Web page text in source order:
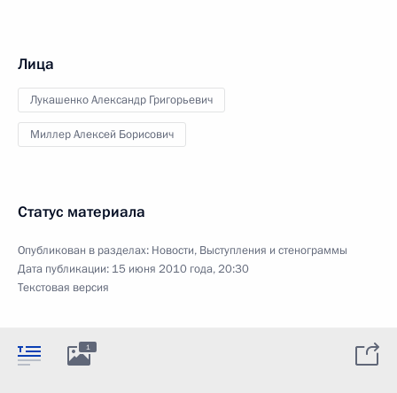
Лица
Лукашенко Александр Григорьевич
Миллер Алексей Борисович
Статус материала
Опубликован в разделах: Новости, Выступления и стенограммы
Дата публикации: 15 июня 2010 года, 20:30
Текстовая версия
1